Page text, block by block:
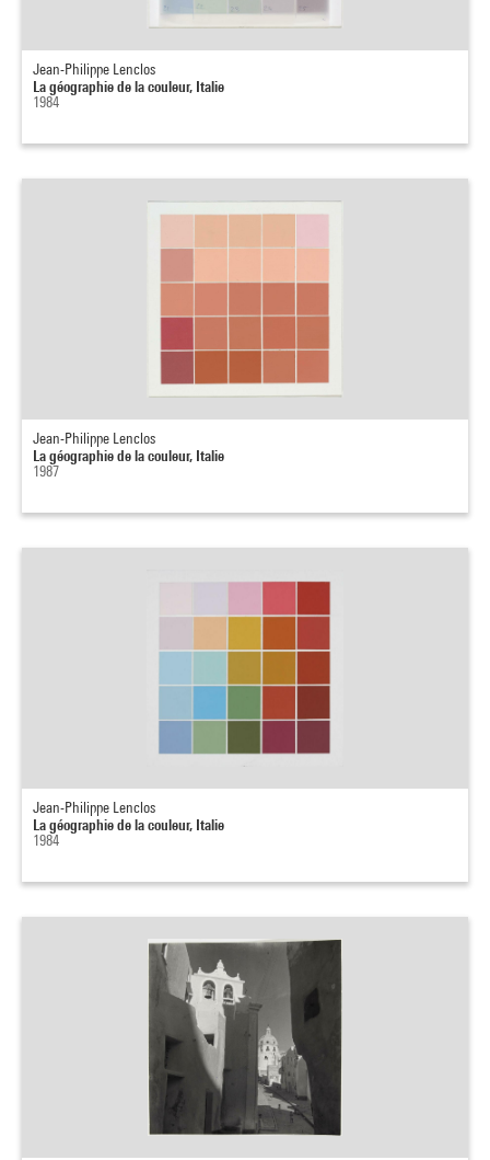
Jean-Philippe Lenclos
La géographie de la couleur, Italie
1984
Jean-Philippe Lenclos
La géographie de la couleur, Italie
1987
Jean-Philippe Lenclos
La géographie de la couleur, Italie
1984